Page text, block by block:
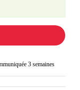
3 semaines